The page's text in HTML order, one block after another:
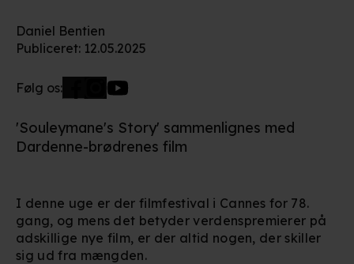
Daniel Bentien
Publiceret: 12.05.2025
Følg os:
'Souleymane's Story' sammenlignes med
Dardenne-brødrenes film
I denne uge er der filmfestival i Cannes for 78.
gang, og mens det betyder verdenspremierer på
adskillige nye film, er der altid nogen, der skiller
sig ud fra mængden.